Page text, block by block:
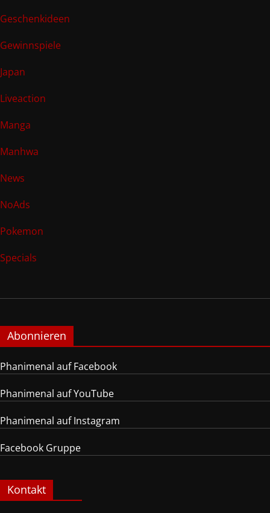
Geschenkideen
Gewinnspiele
Japan
Liveaction
Manga
Manhwa
News
NoAds
Pokemon
Specials
Abonnieren
Phanimenal auf Facebook
Phanimenal auf YouTube
Phanimenal auf Instagram
Facebook Gruppe
Kontakt